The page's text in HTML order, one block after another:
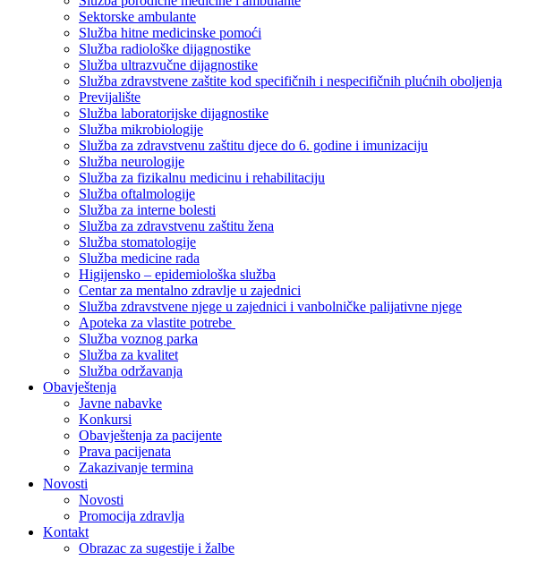
Sektorske ambulante
Služba hitne medicinske pomoći
Služba radiološke dijagnostike
Služba ultrazvučne dijagnostike
Služba zdravstvene zaštite kod specifičnih i nespecifičnih plućnih oboljenja
Previjalište
Služba laboratorijske dijagnostike
Služba mikrobiologije
Služba za zdravstvenu zaštitu djece do 6. godine i imunizaciju
Služba neurologije
Služba za fizikalnu medicinu i rehabilitaciju
Služba oftalmologije
Služba za interne bolesti
Služba za zdravstvenu zaštitu žena
Služba stomatologije
Služba medicine rada
Higijensko – epidemiološka služba
Centar za mentalno zdravlje u zajednici
Služba zdravstvene njege u zajednici i vanbolničke palijativne njege
Apoteka za vlastite potrebe
Služba voznog parka
Služba za kvalitet
Služba održavanja
Obavještenja
Javne nabavke
Konkursi
Obavještenja za pacijente
Prava pacijenata
Zakazivanje termina
Novosti
Novosti
Promocija zdravlja
Kontakt
Obrazac za sugestije i žalbe